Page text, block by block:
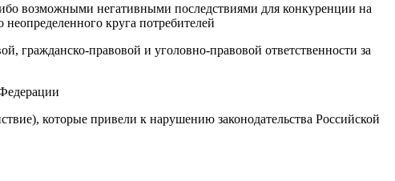
возможными негативными последствиями для конкуренции на
круга потребителей
гражданско-правовой и уголовно-правовой ответственности за
которые привели к нарушению законодательства Российской